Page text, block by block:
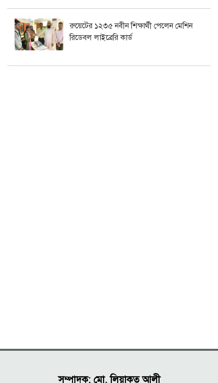
রুয়েটের ১২৩৫ নবীন শিক্ষার্থী পেলেন মেশিন
রিডেবল লাইব্রেরি কার্ড
সম্পাদক: মো. লিয়াকত আলী